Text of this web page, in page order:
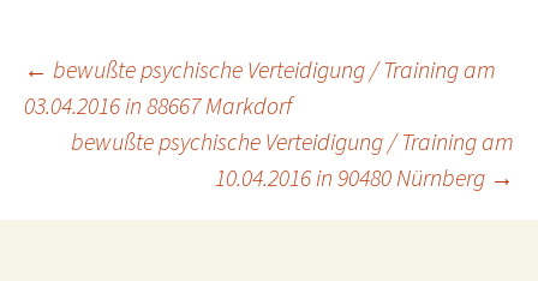
Beitragsnavigation
← bewußte psychische Verteidigung / Training am
03.04.2016 in 88667 Markdorf
bewußte psychische Verteidigung / Training am
10.04.2016 in 90480 Nürnberg →